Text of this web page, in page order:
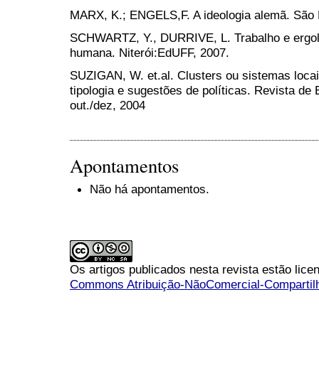
MARX, K.; ENGELS,F. A ideologia alemã.
SCHWARTZ, Y., DURRIVE, L. Trabalho e
humana. Niterói:EdUFF, 2007.
SUZIGAN, W. et.al. Clusters ou sistemas
tipologia e sugestões de políticas. Revista de
out./dez, 2004
Apontamentos
Não há apontamentos.
Os artigos publicados nesta revista estão
Commons Atribuição-NãoComercial-